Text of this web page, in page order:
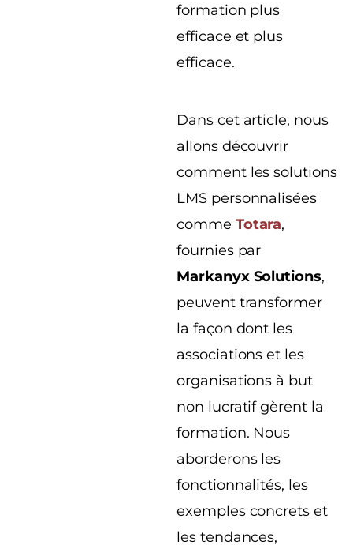
formation plus
efficace et plus
efficace.
Dans cet article, nous
allons découvrir
comment les solutions
LMS personnalisées
comme Totara,
fournies par
Markanyx Solutions,
peuvent transformer
la façon dont les
associations et les
organisations à but
non lucratif gèrent la
formation. Nous
aborderons les
fonctionnalités, les
exemples concrets et
les tendances,